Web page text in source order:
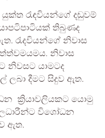
රැඳවියන්ගේ දඬුවම්
තිබුණද
රැදවියන්ගේ නිවාස
නිවාස
නිවසට යාමටද
ලබා දීමට සිදුව ඇත.
ක්‍රියාවලියකට යොමු
විශෝධන
ඇත.